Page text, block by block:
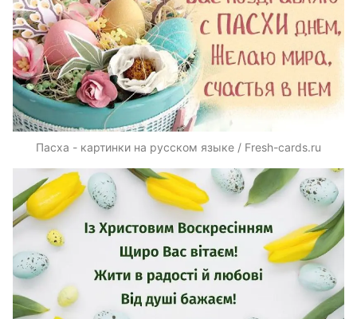
Пасха - картинки на русском языке / Fresh-cards.ru